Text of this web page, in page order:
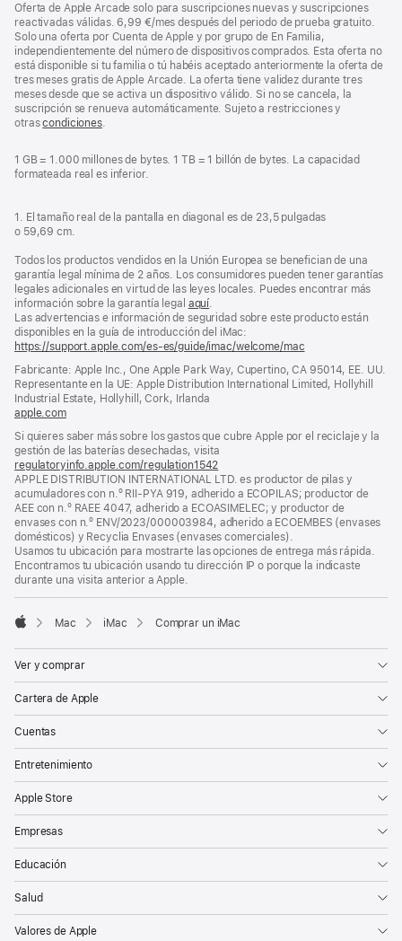
Oferta de Apple Arcade solo para suscripciones nuevas y suscripciones
reactivadas válidas. 6,99 €/mes después del periodo de prueba gratuito.
Solo una oferta por Cuenta de Apple y por grupo de En Familia,
independientemente del número de dispositivos comprados. Esta oferta no
está disponible si tu familia o tú habéis aceptado anteriormente la oferta de
tres meses gratis de Apple Arcade. La oferta tiene validez durante tres
meses desde que se activa un dispositivo válido. Si no se cancela, la
suscripción se renueva automáticamente. Sujeto a restricciones y
otrascondiciones.
1 GB = 1.000 millones de bytes. 1 TB = 1 billón de bytes. La capacidad
formateada real es inferior.
1. El tamaño real de la pantalla en diagonal es de 23,5 pulgadas
o 59,69 cm.
Todos los productos vendidos en la Unión Europea se benefician de una
garantía legal mínima de 2 años. Los consumidores pueden tener garantías
legales adicionales en virtud de las leyes locales. Puedes encontrar más
información sobre la garantía legal aquí.
Las advertencias e información de seguridad sobre este producto están
disponibles en la guía de introducción del iMac:
https://support.apple.com/es-es/guide/imac/welcome/mac
en
una
Fabricante: Apple Inc., One Apple Park Way, Cupertino, CA 95014, EE. UU.
Representante en la UE: Apple Distribution International Limited, Hollyhill
Industrial Estate, Hollyhill, Cork, Irlanda
apple.com(se
en
una
ventana
nueva)
Si quieres saber más sobre los gastos que cubre Apple por el reciclaje y la
gestión de las baterías desechadas, visita
regulatoryinfo.apple.com/regulation1542
abre
en
una
ventana
nueva)
APPLE DISTRIBUTION INTERNATIONAL LTD. es productor de pilas y
acumuladores con n.º RII-PYA 919, adherido a ECOPILAS; productor de
AEE con n.º RAEE 4047, adherido a ECOASIMELEC; y productor de
envases con n.º ENV/2023/000003984, adherido a ECOEMBES (envases
domésticos) y Recyclia Envases (envases comerciales).
Usamos tu ubicación para mostrarte las opciones de entrega más rápida.
Encontramos tu ubicación usando tu dirección IP o porque la indicaste
durante una visita anterior a Apple.
Mac iMac Comprar un iMac
Ver y comprar
Cartera de Apple
Cuentas
Entretenimiento
Apple Store
Empresas
Educación
Salud
Valores de Apple